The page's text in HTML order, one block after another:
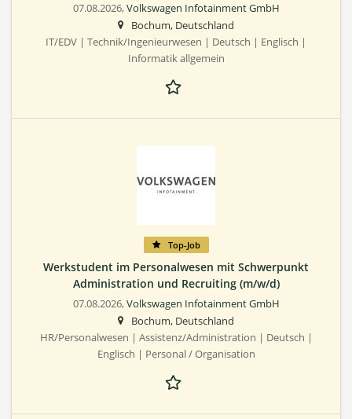
07.08.2026,Volkswagen Infotainment GmbH
Bochum, Deutschland
IT/EDV | Technik/Ingenieurwesen | Deutsch | Englisch |
Informatik allgemein
Top-Job
Werkstudent im Personalwesen mit Schwerpunkt
Administration und Recruiting (m/w/d)
07.08.2026,Volkswagen Infotainment GmbH
Bochum, Deutschland
HR/Personalwesen | Assistenz/Administration | Deutsch |
Englisch | Personal / Organisation